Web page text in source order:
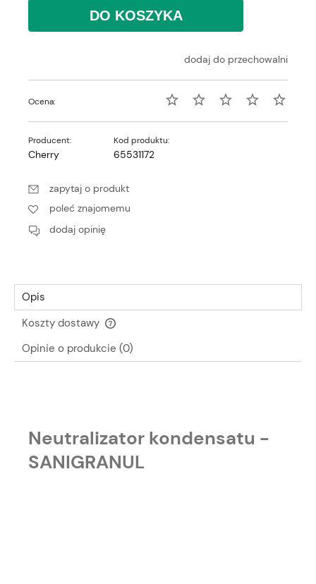
DO KOSZYKA
dodaj do przechowalni
Ocena:
Producent:
Cherry
Kod produktu:
65531172
zapytaj o produkt
poleć znajomemu
dodaj opinię
Opis
Koszty dostawy
Cena nie zawiera ewentualnych kosztów płatności
Opinie o produkcie (0)
Neutralizator kondensatu -
SANIGRANUL